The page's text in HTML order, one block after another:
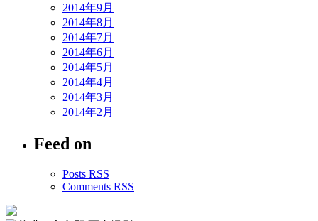
2014年9月
2014年8月
2014年7月
2014年6月
2014年5月
2014年4月
2014年3月
2014年2月
Feed on
Posts RSS
Comments RSS